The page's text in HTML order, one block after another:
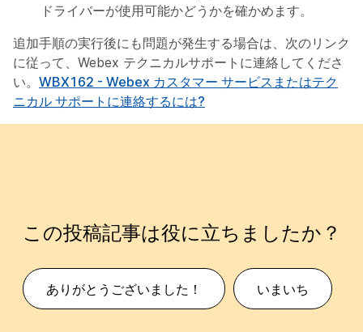
ドライバーが使用可能かどうかを確かめます。
追加手順の実行後にも問題が発生する場合は、次のリンク
に従って、Webex テクニカルサポートに連絡してくださ
い。 WBX162 - Webex カスタマー サービスまたはテク
ニカル サポートに連絡するには?
この投稿記事は役に立ちましたか？
ありがとうございました！ いまいち